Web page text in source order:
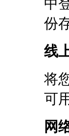
中
份
线
将
可
网